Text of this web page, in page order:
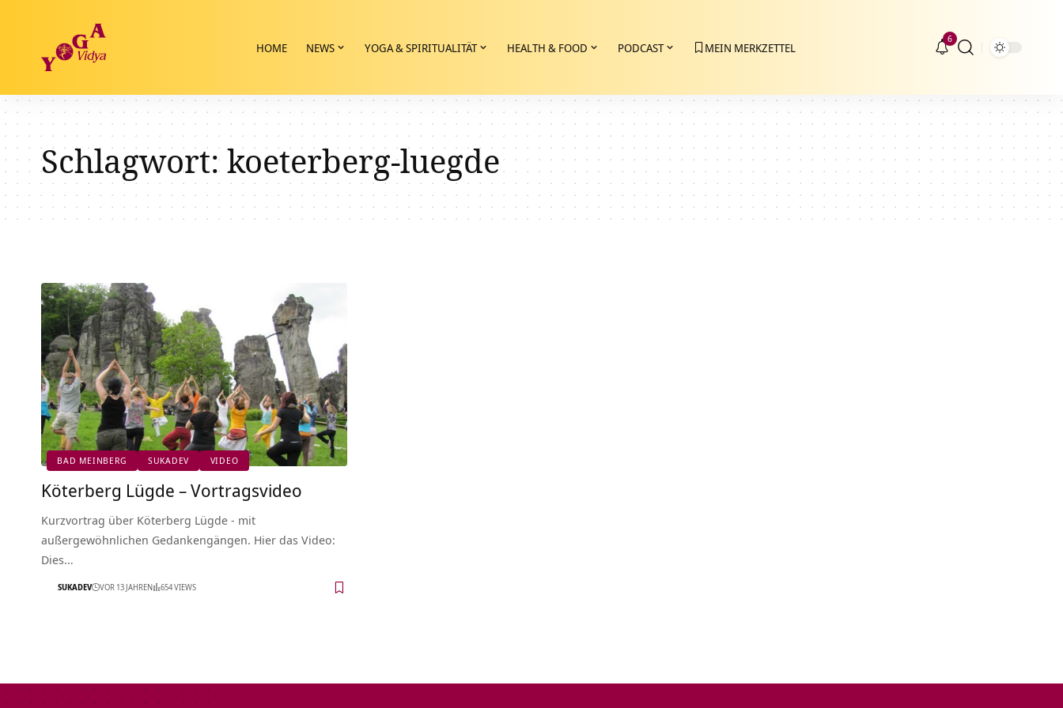
HOME NEWS YOGA & SPIRITUALITÄT HEALTH & FOOD PODCAST MEIN MERKZETTEL
6
Schlagwort:koeterberg-luegde
BAD MEINBERG SUKADEV VIDEO
Köterberg Lügde‏‎ – Vortragsvideo
Kurzvortrag über Köterberg Lügde‏‎ - mit
außergewöhnlichen Gedankengängen. Hier das Video:
Dies…
SUKADEV VOR 13 JAHREN 654 VIEWS